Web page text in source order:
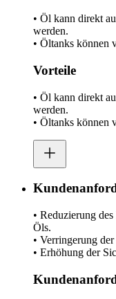
• Öl kann direkt
werden.
• Öltanks können
Vorteile
• Öl kann direkt
werden.
• Öltanks können
• Reduzierung
Öls.
• Verringerung
• Erhöhung der